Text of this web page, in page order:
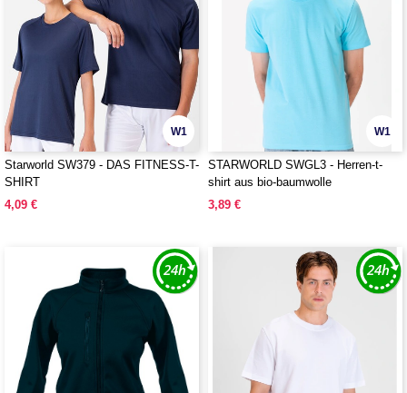
W1
Starworld SW379 - DAS FITNESS-T-
SHIRT
4,09 €
W1
STARWORLD SWGL3 - Herren-t-
shirt aus bio-baumwolle
3,89 €